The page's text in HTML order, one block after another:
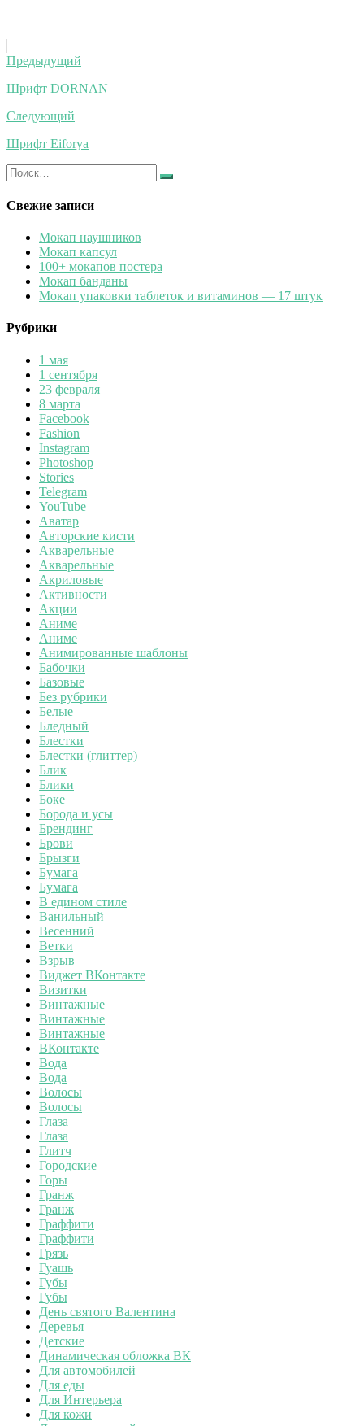
Навигация
по
записям
Предыдущий
Шрифт DORNAN
Следующий
Шрифт Eiforya
Искать:
Найти
Свежие записи
Мокап наушников
Мокап капсул
100+ мокапов постера
Мокап банданы
Мокап упаковки таблеток и витаминов — 17 штук
Рубрики
1 мая
1 сентября
23 февраля
8 марта
Facebook
Fashion
Instagram
Photoshop
Stories
Telegram
YouTube
Аватар
Авторские кисти
Акварельные
Акварельные
Акриловые
Активности
Акции
Аниме
Аниме
Анимированные шаблоны
Бабочки
Базовые
Без рубрики
Белые
Бледный
Блестки
Блестки (глиттер)
Блик
Блики
Боке
Борода и усы
Брендинг
Брови
Брызги
Бумага
Бумага
В едином стиле
Ванильный
Весенний
Ветки
Взрыв
Виджет ВКонтакте
Визитки
Винтажные
Винтажные
Винтажные
ВКонтакте
Вода
Вода
Волосы
Волосы
Глаза
Глаза
Глитч
Городские
Горы
Гранж
Гранж
Граффити
Граффити
Грязь
Гуашь
Губы
Губы
День святого Валентина
Деревья
Детские
Динамическая обложка ВК
Для автомобилей
Для еды
Для Интерьера
Для кожи